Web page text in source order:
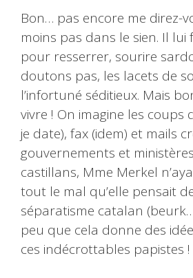
Bon… pas encore me direz-
moins pas dans le sien. Il
pour resserrer, sourire
doutons pas, les lacets de
l’infortuné séditieux. Mais
vivre ! On imagine les coups
je date), fax (idem) et mails
gouvernements et
castillans, Mme Merkel
tout le mal qu’elle pensait
séparatisme catalan
peu que cela donne des
ces indécrottables papistes !